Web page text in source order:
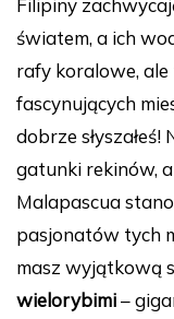
c
e
b
o
o
k
er
e
st
światem, a ich
rafy koralowe,
fascynujących
dobrze
gatunki rekinów,
Malapascua
pasjonatów tych
masz wyjątkową
wielorybimi–